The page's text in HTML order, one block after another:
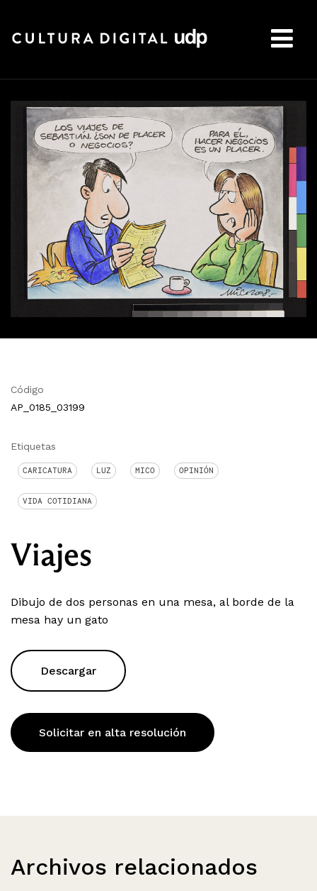
Código
AP_0185_03199
Etiquetas
CARICATURA LUZ MICO OPINIÓN
VIDA COTIDIANA
Viajes
Dibujo de dos personas en una mesa, al borde de la
mesa hay un gato
Descargar
Solicitar en alta resolución
Archivos relacionados